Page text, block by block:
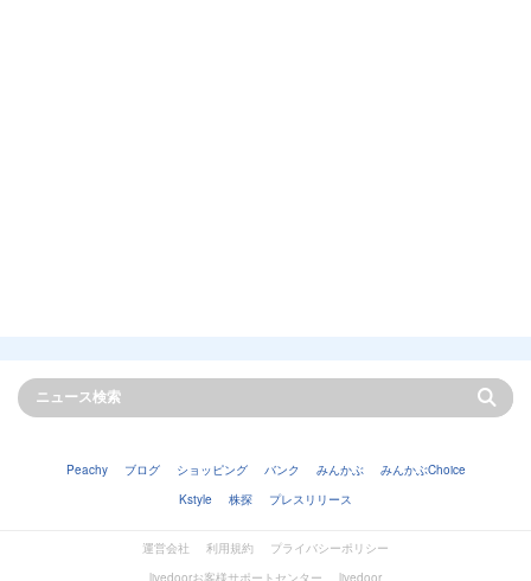
Peachy ブログ ショッピング バンク みんかぶ
みんかぶChoice
Kstyle
株探 プレスリリース
運営会社 利用規約
プライバシーポリシー
livedoorお客様サポートセンター
livedoor